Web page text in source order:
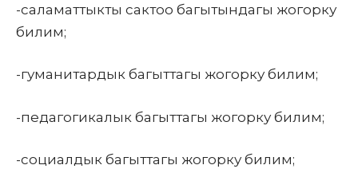
-саламаттыкты сактоо багытындагы жогорку
билим;
-гуманитардык багыттагы жогорку билим;
-педагогикалык багыттагы жогорку билим;
-социалдык багыттагы жогорку билим;